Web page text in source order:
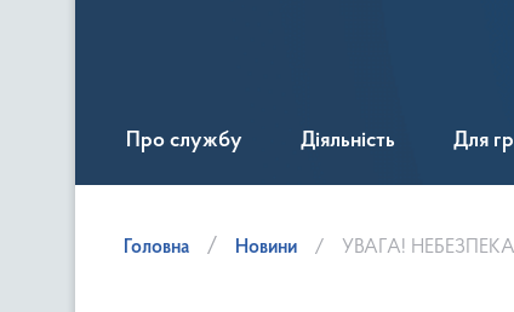
Про службу Діяльність Для
Головна Новини УВАГА!